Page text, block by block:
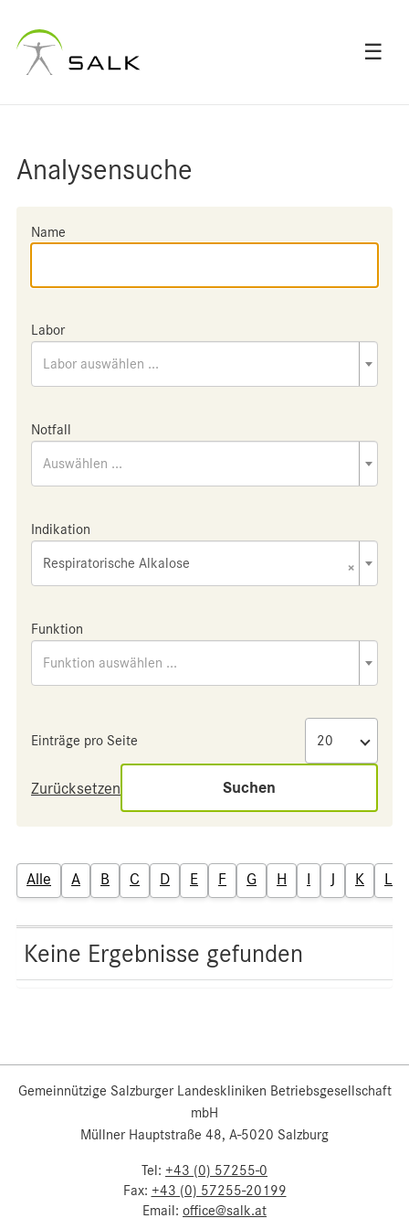
☰
Analysensuche
Name
Labor
Labor auswählen ...
Notfall
Auswählen ...
Indikation
×
Respiratorische Alkalose
Funktion
Funktion auswählen ...
Einträge pro Seite
Zurücksetzen Suchen
Alle A B C D E F G H I J K L
Keine Ergebnisse gefunden
Gemeinnützige Salzburger Landeskliniken Betriebsgesellschaft
mbH
Müllner Hauptstraße 48, A-5020 Salzburg
Tel: +43 (0) 57255-0
Fax: +43 (0) 57255-20199
Email: office@salk.at